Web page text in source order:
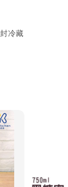
冷藏